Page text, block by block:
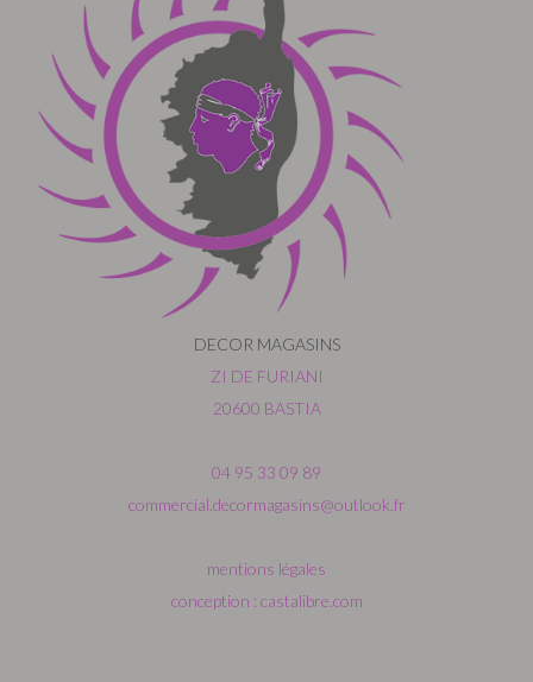
DECOR MAGASINS
ZI DE FURIANI
20600 BASTIA
04 95 33 09 89
commercial.decormagasins@outlook.fr
mentions légales
conception : castalibre.com